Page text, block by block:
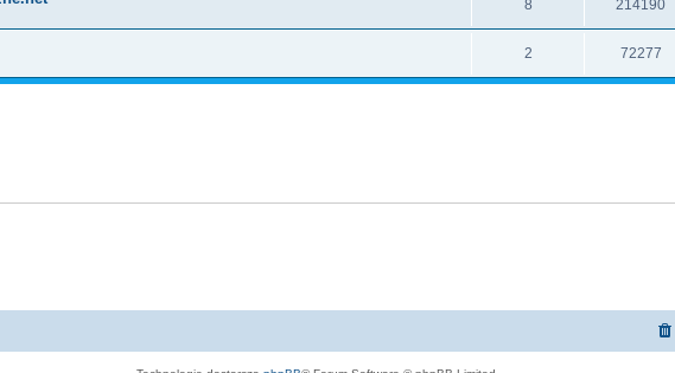
8 214190
2 72277